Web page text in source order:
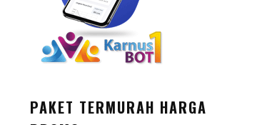
PAKET TERMURAH HARGA